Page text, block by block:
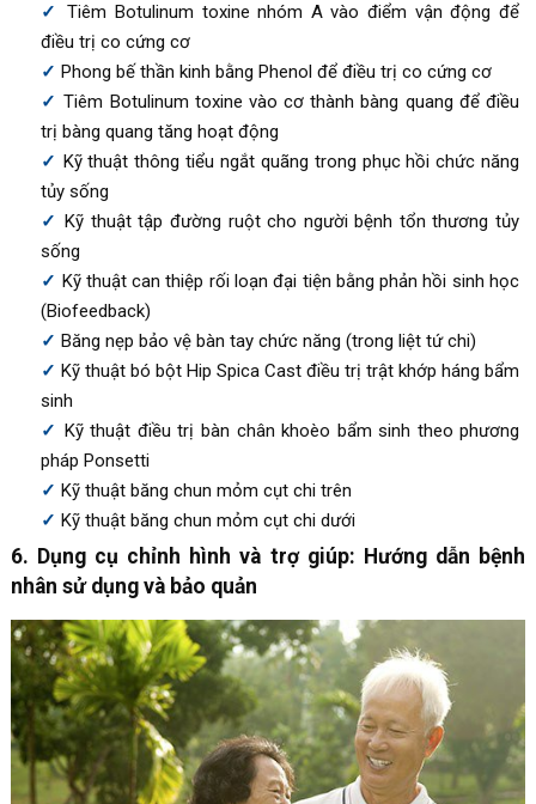
Tiêm Botulinum toxine nhóm A vào điểm vận động để
điều trị co cứng cơ
Phong bế thần kinh bằng Phenol để điều trị co cứng cơ
Tiêm Botulinum toxine vào cơ thành bàng quang để điều
trị bàng quang tăng hoạt động
Kỹ thuật thông tiểu ngắt quãng trong phục hồi chức năng
tủy sống
Kỹ thuật tập đường ruột cho người bệnh tổn thương tủy
sống
Kỹ thuật can thiệp rối loạn đại tiện bằng phản hồi sinh học
(Biofeedback)
Băng nẹp bảo vệ bàn tay chức năng (trong liệt tứ chi)
Kỹ thuật bó bột Hip Spica Cast điều trị trật khớp háng bẩm
sinh
Kỹ thuật điều trị bàn chân khoèo bẩm sinh theo phương
pháp Ponsetti
Kỹ thuật băng chun mỏm cụt chi trên
Kỹ thuật băng chun mỏm cụt chi dưới
6. Dụng cụ chỉnh hình và trợ giúp: Hướng dẫn bệnh
nhân sử dụng và bảo quản